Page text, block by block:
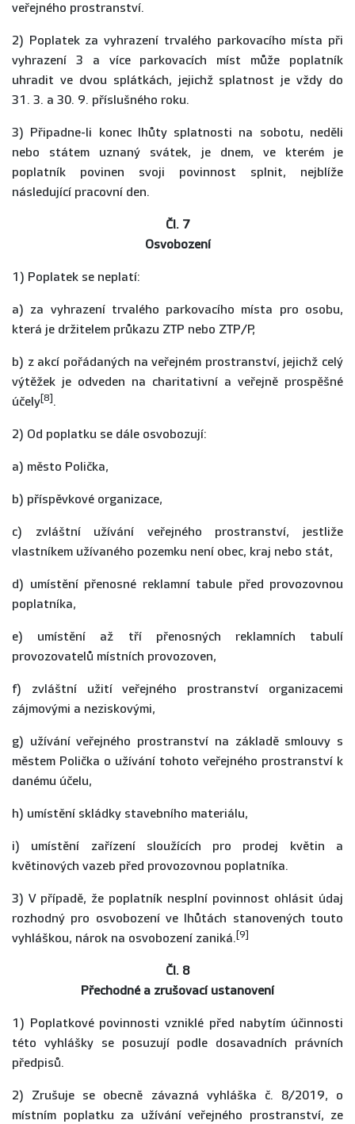
veřejného prostranství.
2) Poplatek za vyhrazení trvalého parkovacího místa při
vyhrazení 3 a více parkovacích míst může poplatník
uhradit ve dvou splátkách, jejichž splatnost je vždy do
31. 3. a 30. 9. příslušného roku.
3) Připadne-li konec lhůty splatnosti na sobotu, neděli
nebo státem uznaný svátek, je dnem, ve kterém je
poplatník povinen svoji povinnost splnit, nejblíže
následující pracovní den.
Čl. 7
Osvobození
1) Poplatek se neplatí:
a) za vyhrazení trvalého parkovacího místa pro osobu,
která je držitelem průkazu ZTP nebo ZTP/P,
b) z akcí pořádaných na veřejném prostranství, jejichž celý
výtěžek je odveden na charitativní a veřejně prospěšné
účely[8] .
2) Od poplatku se dále osvobozují:
a) město Polička,
b) příspěvkové organizace,
c) zvláštní užívání veřejného prostranství, jestliže
vlastníkem užívaného pozemku není obec, kraj nebo stát,
d) umístění přenosné reklamní tabule před provozovnou
poplatníka,
e) umístění až tří přenosných reklamních tabulí
provozovatelů místních provozoven,
f) zvláštní užití veřejného prostranství organizacemi
zájmovými a neziskovými,
g) užívání veřejného prostranství na základě smlouvy s
městem Polička o užívání tohoto veřejného prostranství k
danému účelu,
h) umístění skládky stavebního materiálu,
i) umístění zařízení sloužících pro prodej květin a
květinových vazeb před provozovnou poplatníka.
3) V případě, že poplatník nesplní povinnost ohlásit údaj
rozhodný pro osvobození ve lhůtách stanovených touto
vyhláškou, nárok na osvobození zaniká. [9]
Čl. 8
Přechodné a zrušovací ustanovení
1) Poplatkové povinnosti vzniklé před nabytím účinnosti
této vyhlášky se posuzují podle dosavadních právních
předpisů.
2) Zrušuje se obecně závazná vyhláška č. 8/2019, o
místním poplatku za užívání veřejného prostranství, ze